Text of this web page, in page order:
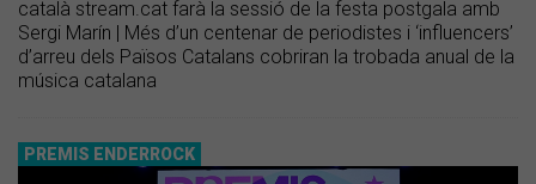
català stream.cat farà la sessió de la festa postgala amb
Sergi Marín | Més d’un centenar de periodistes i ‘influencers’
d’arreu dels Països Catalans cobriran la trobada anual de la
música catalana
PREMIS ENDERROCK